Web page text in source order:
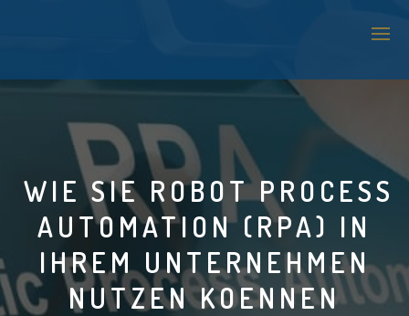
SAP TECHNOLOGIE SUPPORT
LOGISTICS & WAREHOUSE MANAGEMENT
APPLICATION MANAGEMENT SERVICES (AMS)
IT SUPPORT
BI & ANALYTICS
WIE SIE ROBOT PROCESS
AUTOMATION (RPA) IN
IHREM UNTERNEHMEN
NUTZEN KOENNEN